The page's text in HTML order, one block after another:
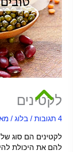
לקטינים
4 תגובות /בלוג /
לקטינים הם סוג
להם את היכולת